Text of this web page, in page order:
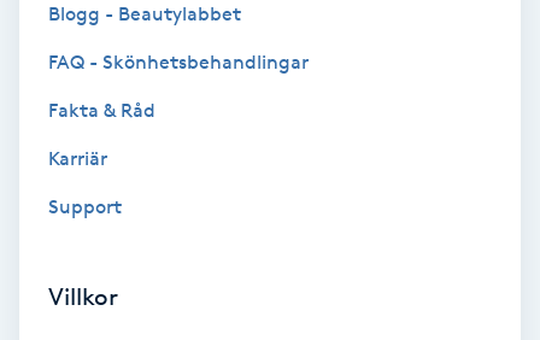
Hudföryngring
Hudvård
Hyperhidros
Blogg - Beautylabbet
FAQ - Skönhetsbehandlingar
Fakta & Råd
Karriär
Support
Villkor